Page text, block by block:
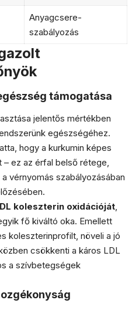
Anyagcsere-
szabályozás
támogatása
jelentős mértékben
egészségéhez.
hogy a kurkumin képes
– ez az érfal belső rétege,
vérnyomás szabályozásában
koleszterin oxidációját,
fő kiváltó oka. Emellett
koleszterinprofilt, növeli a jó
csökkenti a káros LDL
a szívbetegségek